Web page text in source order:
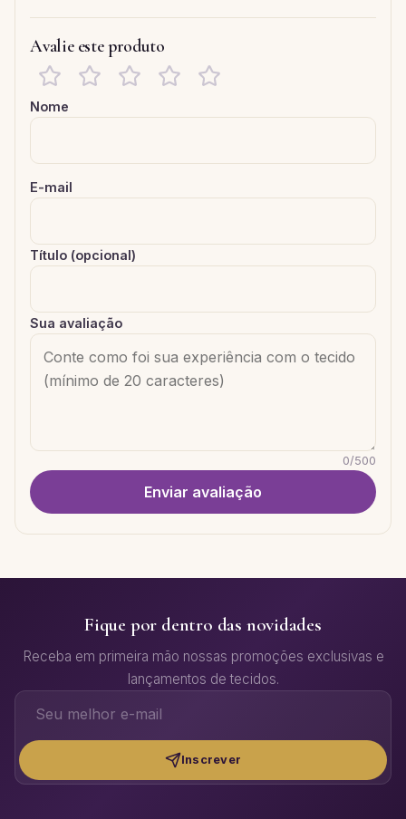
Avalie este produto
Nome
E-mail
Título (opcional)
Sua avaliação
0/500
Enviar avaliação
Fique por dentro das novidades
Receba em primeira mão nossas promoções exclusivas e
lançamentos de tecidos.
Inscrever